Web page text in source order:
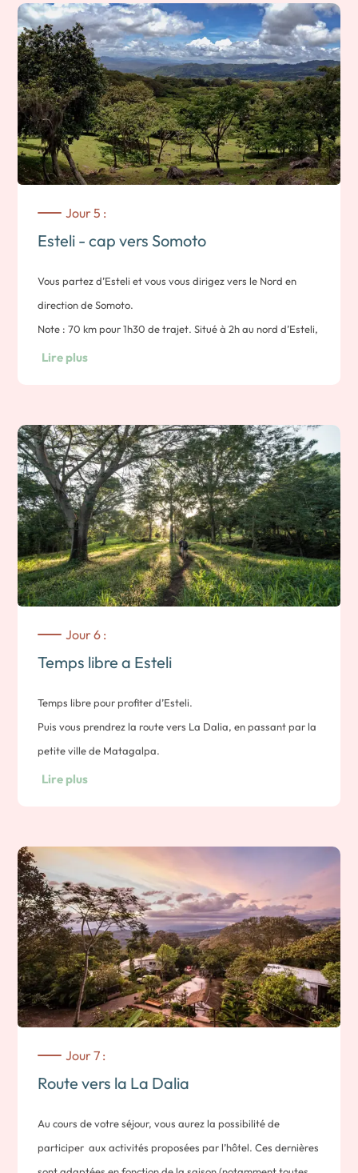
Peñitas cette île est également le refuge de nombreuses
espèces d’oiseaux. Vous pourrez finir l’excursion par une
baignade ou une balade sur la plage.
Note : durée 2 heures environ.
Vous ferez route vers les terres du Nord et la région de
Esteli, réputée pour sa fraicheur et ses exploitations
agricoles.
Note : 2h30 de route.
Jour 5 :
Esteli - cap vers Somoto
Vous partez d’Esteli et vous vous dirigez vers le Nord en
direction de Somoto.
Note : 70 km pour 1h30 de trajet. Situé à 2h au nord d’Esteli,
le canyon de Somoto a été découvert il y a quelques années
se jette dans la mer des Caraïbes.
Nous vous proposons la découverte de ce site grâce à des
randonnées aquatiques : alternance de marche et de nage
dans le canyon, sauts, balade en barque. Vous terminerez la
balade en bateau.
Note : l’excursion dure environ 3 à 4 heures. Vous partez de
Somoto et vous vous dirigez vers le Sud en direction d´Esteli.
Nuit a Esteli.
Lire plus
Jour 6 :
Temps libre a Esteli
Temps libre pour profiter d’Esteli.
Puis vous prendrez la route vers La Dalia, en passant par la
petite ville de Matagalpa.
Cette région est réputée pour sa fraîcheur et ses plantations
Nuit a Esteli
Lire plus
Jour 7 :
Route vers la La Dalia
Au cours de votre séjour, vous aurez la possibilité de
participer aux activités proposées par l’hôtel. Ces dernières